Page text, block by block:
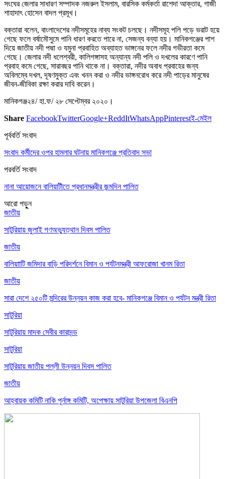
সংঘের জেলার সাধারণ সম্পাদক নজরুল ইসলাম, বারসিক কর্মকর্তা রাশেদা আক্তার, গাজী
শাহাদাৎ হোসেন বাদল প্রমূখ।
বক্তারা বলেন, বাংলাদেশের নদীসমূহের নাব্য সংকট চলছে। নদীসমূহ পলি পড়ে ভরাট হয়ে
গেছে ফলে বর্ষামৌসুমে পানি ধারণ করতে পারে না, সেজন্য বন্যা হয়। মানিকগঞ্জের পাশ
দিয়ে জাতীয় নদী পদ্মা ও যমুনা প্রবাহিত অব্যাহত ভাঙ্গনের ফলে নদীর গভীরতা কমে
গেছে। জেলার নদী ধলেশ্বরী, কালিগঙ্গাসহ অন্যান্য নদী পলি ও দখলের কারণে পানি
প্রবাহ কমে গেছে, সারাবছর পানি থাকে না। বক্তারা, নদীর অবাধ প্রবাহের জন্য
অবিলম্বে দখল, দূষণমুক্ত এবং খনন করা ও নদীর ভাঙ্গনরোধ করে নদী পাড়ের মানুষের
জীবন-জীবিকা রক্ষা করার দাবি করেন।
মানিকগঞ্জ২৪/ হা.ফ/ ২৮ সেপ্টেম্বর ২০২০।
Share FacebookTwitterGoogle+ReddItWhatsAppPinterestই-মেইল
পূর্ববর্তি সংবাদ
সংবাদ কর্মীদের ওপর হামলার ঘটনায় মানিকগঞ্জে প্রতিবাদ সভা
পরবর্তি সংবাদ
নানা আয়োজনে বালিয়াটীতে প্রধানমন্ত্রীর জন্মদিন পালিত
আরো পড়ুুন
জাতীয়
সাটুরিয়ায় জুলাই গণঅভ্যুত্থান দিবস পালিত
জাতীয়
বালিয়াাটি জমিদার বাড়ি পরিদর্শনে বিমান ও পর্যটনমন্ত্রী আফরোজা খানম রিতা
জাতীয়
সারা দেশে ২৫০টি মন্দিরের উন্নয়ন কাজ করা হবে- মানিকগঞ্জে বিমান ও পর্যটন মন্ত্রী রিতা
সাটুরিয়া
সাটুরিয়ায় মাদক সেবীর কারাদন্ড
সাটুরিয়া
সাটুরিয়ায় জাতীয় পল্লী উন্নয়ন দিবস পালিত
জাতীয়
আহ্বায়ক কমিটি নাকি পূর্নাঙ্গ কমিটি, অপেক্ষায় সাটুরিয়া উপজেলা বিএনপি